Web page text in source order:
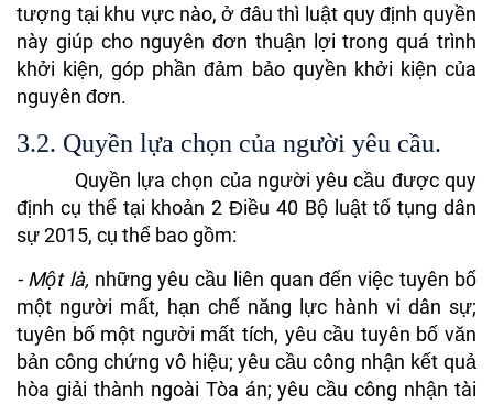
tượng tại khu vực nào, ở đâu thì luật quy định quyền
này giúp cho nguyên đơn thuận lợi trong quá trình
khởi kiện, góp phần đảm bảo quyền khởi kiện của
nguyên đơn.
3.2. Quyền lựa chọn của người yêu cầu.
Quyền lựa chọn của người yêu cầu được quy
định cụ thể tại khoản 2 Điều 40 Bộ luật tố tụng dân
sự 2015, cụ thể bao gồm:
- Một là, những yêu cầu liên quan đến việc tuyên bố
một người mất, hạn chế năng lực hành vi dân sự;
tuyên bố một người mất tích, yêu cầu tuyên bố văn
bản công chứng vô hiệu; yêu cầu công nhận kết quả
hòa giải thành ngoài Tòa án; yêu cầu công nhận tài